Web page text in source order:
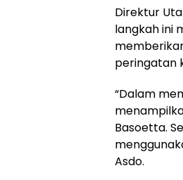
Direktur
langkah ini
peringatan
“Dalam
Basoetta.
Asdo.